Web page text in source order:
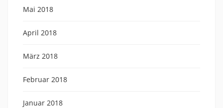
Mai 2018
April 2018
März 2018
Februar 2018
Januar 2018